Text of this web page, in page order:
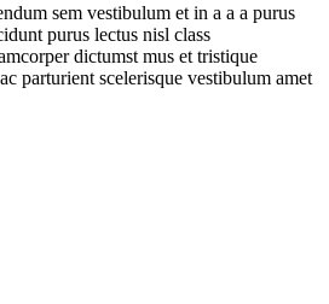
sem vestibulum et in a a a purus
purus lectus nisl class
dictumst mus et tristique
parturient scelerisque vestibulum amet